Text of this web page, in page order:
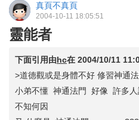
真頁不真頁
2004-10-11 18:05:51
靈能者
下面引用由hc在 2004/10/11
>道德觀或是身體不好 修習神通
小弟不懂 神通法門 好像 許多人
不知何因